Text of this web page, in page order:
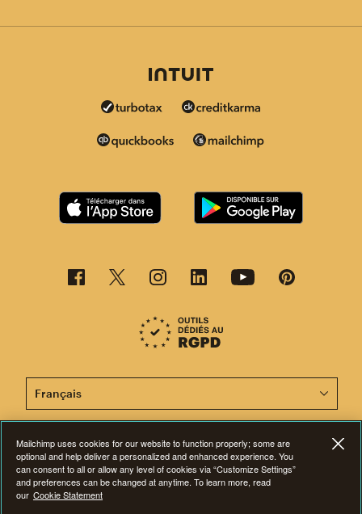
Cette page est désormais disponible en d'autres
©2001-2026 Tous droits réservés. Mailchimp® est une marque déposée de
The Rocket Science Group. Apple et le logo Apple sont des marques de
commerce d'Apple Inc. Mac App Store est une marque d'Apple Inc.
Google Play et le logo Google Play sont des marques de Google Inc.
Mailchimp uses cookies for our website to function properly; some are
optional and help deliver a personalized and enhanced experience. You
can consent to all or allow any level of cookies via “Customize Settings”
and preferences can be changed at anytime. To learn more, read
our Cookie Statement